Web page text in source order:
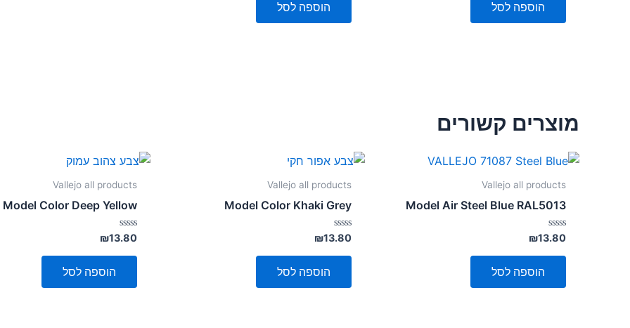
הוספה לסל הוספה לסל
מוצרים קשורים
Vallejo all products
Model Air Steel Blue RAL5013
דורג
0
מתוך
₪13.80
הוספה לסל
Vallejo all products
Model Color Khaki Grey
דורג
0
מתוך
₪13.80
הוספה לסל
Vallejo all products
Model Color Deep Yellow
דורג
0
מתוך
₪13.80
הוספה לסל